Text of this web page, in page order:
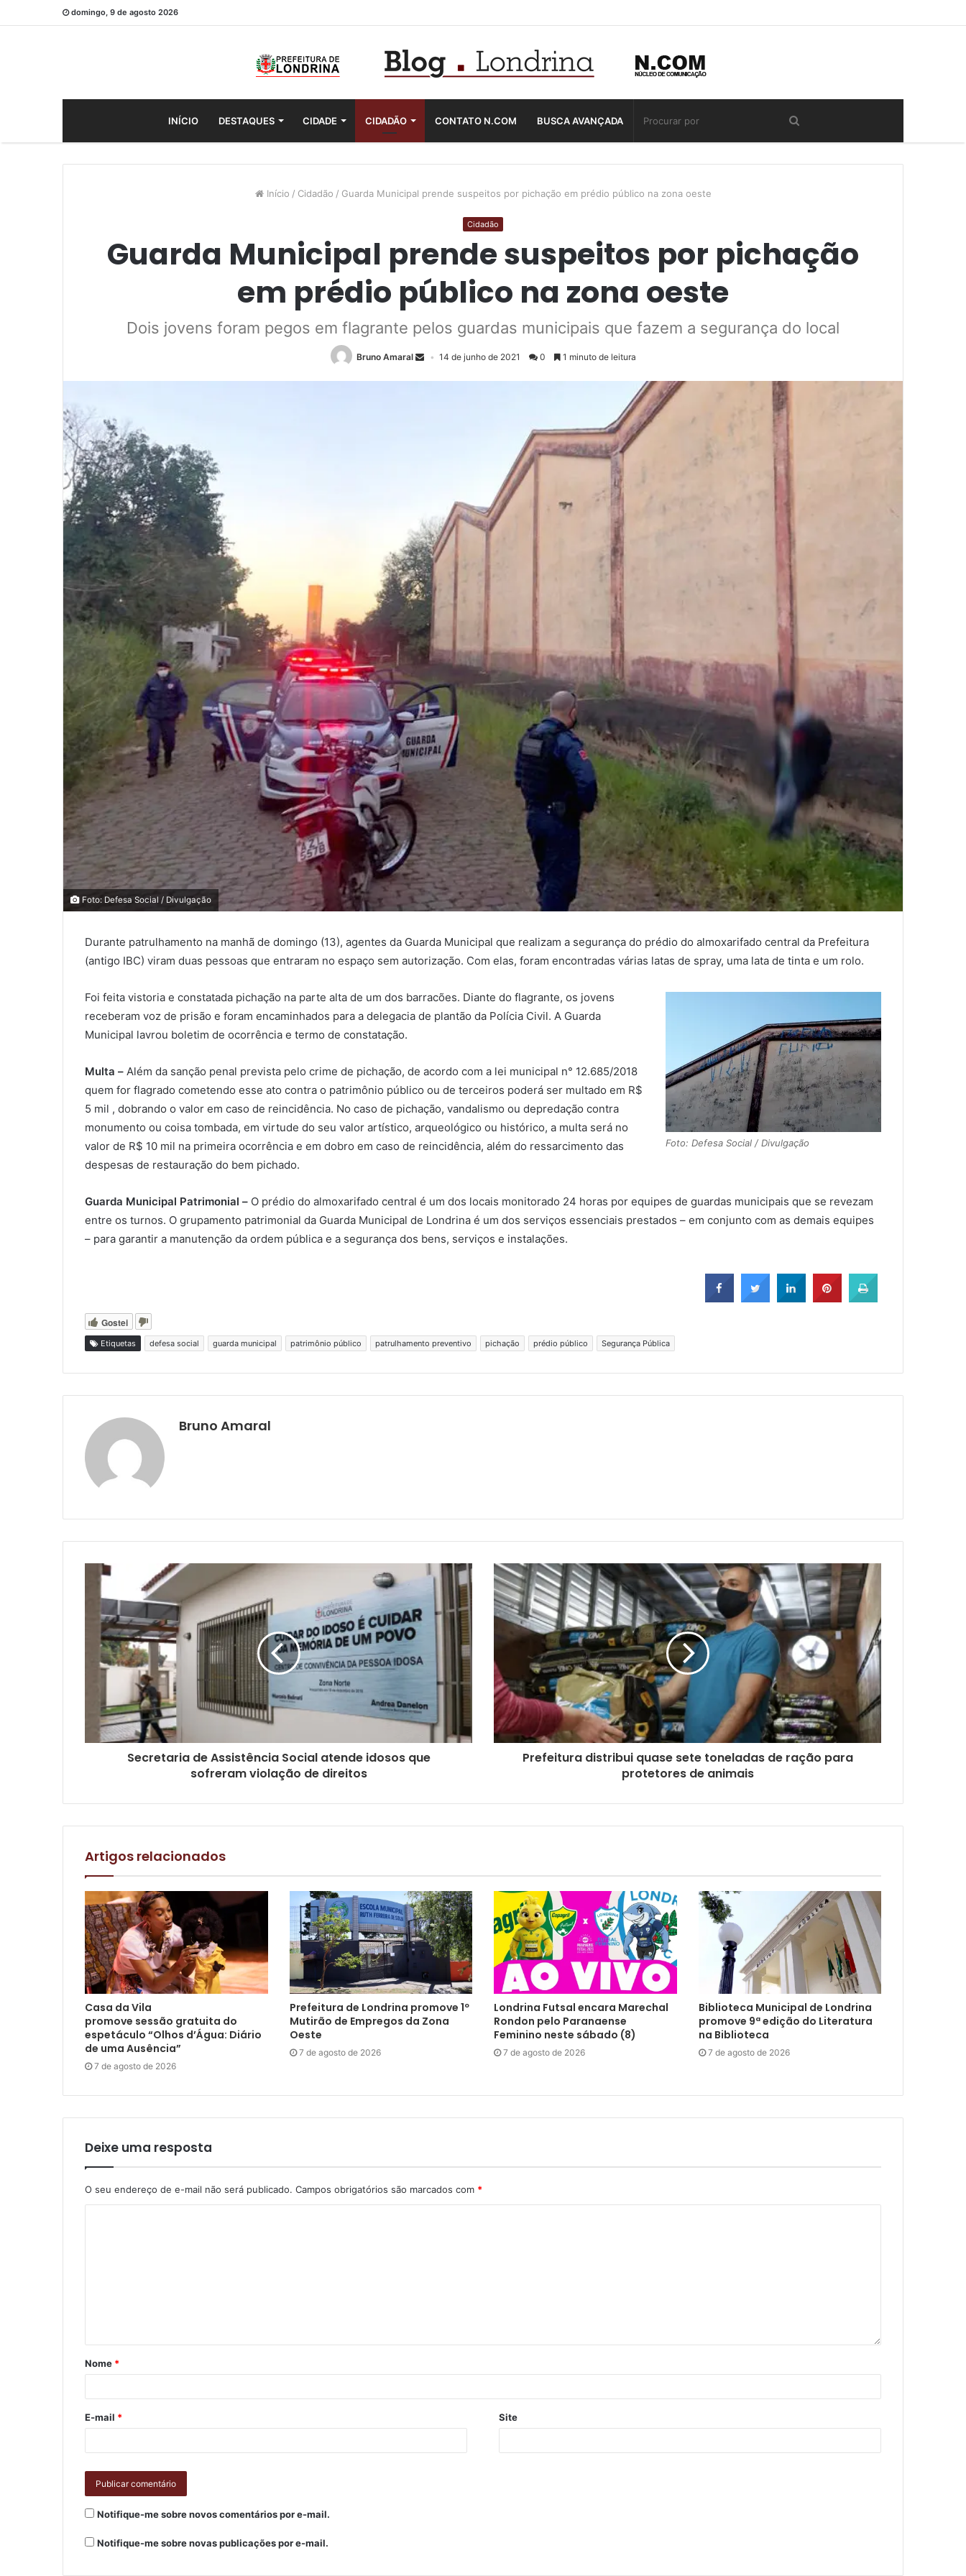
domingo, 9 de agosto 2026
INÍCIO DESTAQUES CIDADE CIDADÃO CONTATO N.COM BUSCA AVANÇADA
Início / Cidadão / Guarda Municipal prende suspeitos por pichação em prédio público na zona oeste
Cidadão
Guarda Municipal prende suspeitos por pichação
em prédio público na zona oeste
Dois jovens foram pegos em flagrante pelos guardas municipais que fazem a segurança do local
Bruno Amaral 14 de junho de 2021 0 1 minuto de leitura
Foto: Defesa Social / Divulgação
Durante patrulhamento na manhã de domingo (13), agentes da Guarda Municipal que realizam a segurança do prédio do almoxarifado central da Prefeitura
(antigo IBC) viram duas pessoas que entraram no espaço sem autorização. Com elas, foram encontradas várias latas de spray, uma lata de tinta e um rolo.
Foto: Defesa Social / Divulgação
Foi feita vistoria e constatada pichação na parte alta de um dos barracões. Diante do flagrante, os jovens
receberam voz de prisão e foram encaminhados para a delegacia de plantão da Polícia Civil. A Guarda
Municipal lavrou boletim de ocorrência e termo de constatação.
Multa – Além da sanção penal prevista pelo crime de pichação, de acordo com a lei municipal n° 12.685/2018
quem for flagrado cometendo esse ato contra o patrimônio público ou de terceiros poderá ser multado em R$
5 mil , dobrando o valor em caso de reincidência. No caso de pichação, vandalismo ou depredação contra
monumento ou coisa tombada, em virtude do seu valor artístico, arqueológico ou histórico, a multa será no
valor de R$ 10 mil na primeira ocorrência e em dobro em caso de reincidência, além do ressarcimento das
despesas de restauração do bem pichado.
Guarda Municipal Patrimonial – O prédio do almoxarifado central é um dos locais monitorado 24 horas por equipes de guardas municipais que se revezam
entre os turnos. O grupamento patrimonial da Guarda Municipal de Londrina é um dos serviços essenciais prestados – em conjunto com as demais equipes
– para garantir a manutenção da ordem pública e a segurança dos bens, serviços e instalações.
Gostei
Etiquetas defesa social guarda municipal patrimônio público patrulhamento preventivo pichação prédio público Segurança Pública
Bruno Amaral
Secretaria de Assistência Social atende idosos que
sofreram violação de direitos
Prefeitura distribui quase sete toneladas de ração para
protetores de animais
Artigos relacionados
Casa da Vila
promove sessão gratuita do
espetáculo “Olhos d’Água: Diário
de uma Ausência”
7 de agosto de 2026
Prefeitura de Londrina promove 1º
Mutirão de Empregos da Zona
Oeste
7 de agosto de 2026
Londrina Futsal encara Marechal
Rondon pelo Paranaense
Feminino neste sábado (8)
7 de agosto de 2026
Biblioteca Municipal de Londrina
promove 9ª edição do Literatura
na Biblioteca
7 de agosto de 2026
Deixe uma resposta
O seu endereço de e-mail não será publicado. Campos obrigatórios são marcados com *
Nome *
E-mail * Site
Notifique-me sobre novos comentários por e-mail.
Notifique-me sobre novas publicações por e-mail.
COMPARTILHAMENTOS